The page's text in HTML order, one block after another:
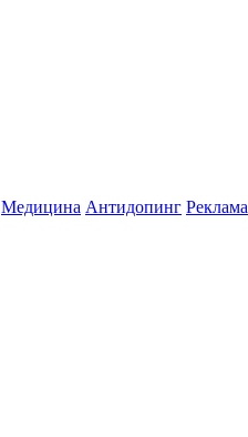
Медицина Антидопинг Реклама